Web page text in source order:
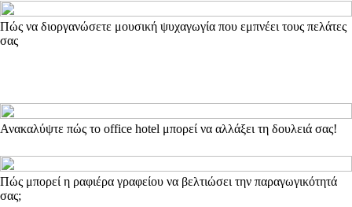
Πώς να διοργανώσετε μουσική ψυχαγωγία που εμπνέει τους πελάτες
σας
Ανακαλύψτε πώς το office hotel μπορεί να αλλάξει τη δουλειά σας!
Πώς μπορεί η ραφιέρα γραφείου να βελτιώσει την παραγωγικότητά
σας;